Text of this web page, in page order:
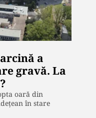
a
gravă. La
oară din
în stare